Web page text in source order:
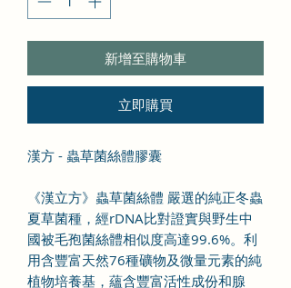
新增至購物車
立即購買
漢方 - 蟲草菌絲體膠囊
《漢立方》蟲草菌絲體 嚴選的純正冬蟲
夏草菌種，經rDNA比對證實與野生中
國被毛孢菌絲體相似度高達99.6%。利
用含豐富天然76種礦物及微量元素的純
植物培養基，蘊含豐富活性成份和腺